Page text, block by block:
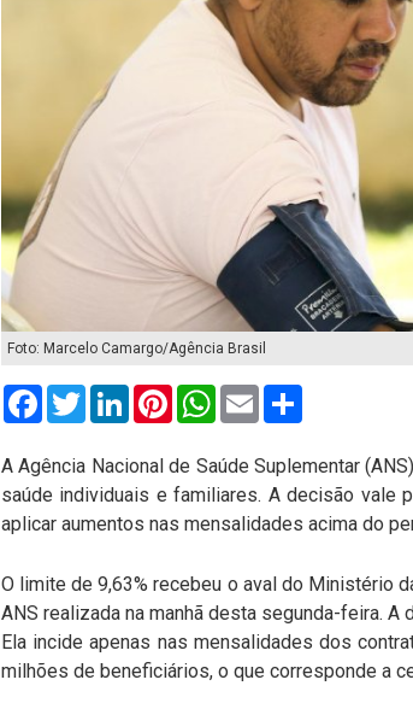
Foto: Marcelo Camargo/Agência Brasil
FacebookTwitterLinkedInPinterestWhatsApp
Email
A Agência Nacional de Saúde Suplementar
saúde individuais e familiares. A decisão vale
aplicar aumentos nas mensalidades acima do
O limite de 9,63% recebeu o aval do Ministério
ANS realizada na manhã desta segunda-feira.
Ela incide apenas nas mensalidades dos
milhões de beneficiários, o que corresponde a